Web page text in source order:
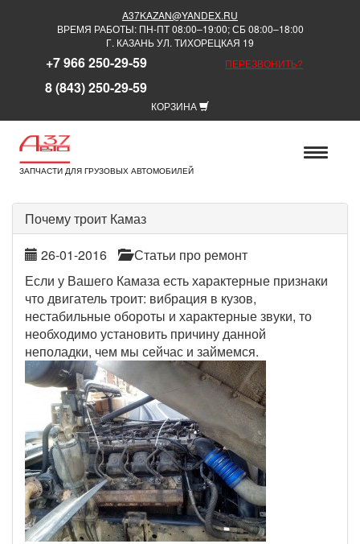
A37KAZAN@YANDEX.RU
ВРЕМЯ РАБОТЫ: ПН-ПТ 08:00–19:00; СБ 08:00–18:00
Г. КАЗАНЬ УЛ. ТИХОРЕЦКАЯ 19
+7 966 250-29-59
8 (843) 250-29-59
ПЕРЕЗВОНИТЬ?
КОРЗИНА
ЗАПЧАСТИ ДЛЯ ГРУЗОВЫХ АВТОМОБИЛЕЙ
Почему троит Камаз
26-01-2016
Статьи про ремонт
Если у Вашего Камаза есть характерные признаки
что двигатель троит: вибрация в кузов,
нестабильные обороты и характерные звуки, то
необходимо установить причину данной
неполадки, чем мы сейчас и займемся.